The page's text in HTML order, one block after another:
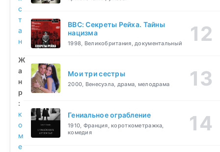
с
т
а
н
Ж
а
н
р
:
к
о
м
е
BBC: Секреты Рейха. Тайны
нацизма
1998, Великобритания, документальный
Мои три сестры
2000, Венесуэла, драма, мелодрама
Гениальное ограбление
1910, Франция, короткометражка,
комедия